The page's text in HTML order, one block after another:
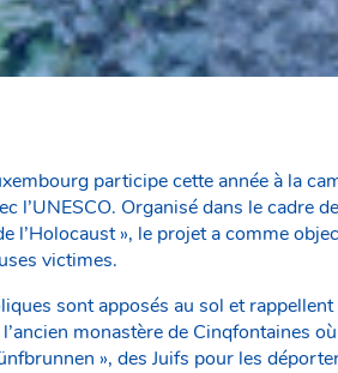
participe cette année à la
l’UNESCO. Organisé dans le cadre
l’Holocaust », le projet a comme
victimes.
sont apposés au sol et
monastère de Cinqfontaines
», des Juifs pour les